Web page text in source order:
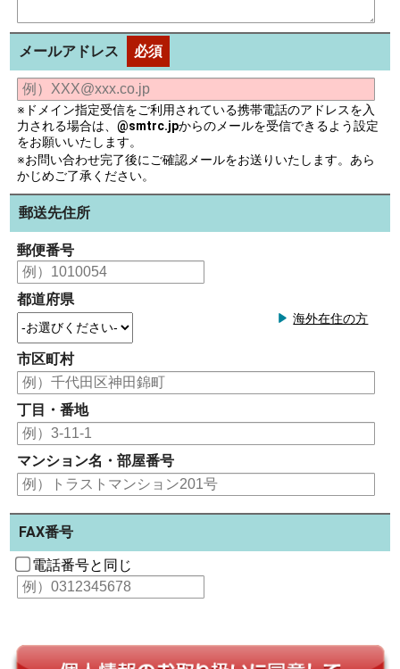
メールアドレス 必須
※ドメイン指定受信をご利用されている携帯電話のアドレスを入
力される場合は、@smtrc.jpからのメールを受信できるよう設定
をお願いいたします。
※お問い合わせ完了後にご確認メールをお送りいたします。あら
かじめご了承ください。
郵送先住所
郵便番号
都道府県
海外在住の方
市区町村
丁目・番地
マンション名・部屋番号
FAX番号
電話番号と同じ